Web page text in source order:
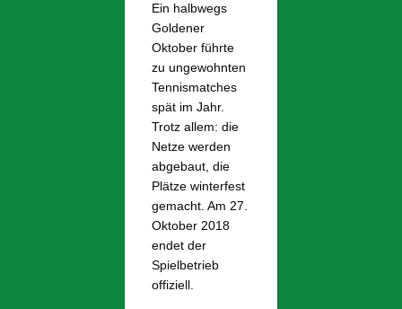
Ein halbwegs
Goldener
Oktober führte
zu ungewohnten
Tennismatches
spät im Jahr.
Trotz allem: die
Netze werden
abgebaut, die
Plätze winterfest
gemacht. Am 27.
Oktober 2018
endet der
Spielbetrieb
offiziell.